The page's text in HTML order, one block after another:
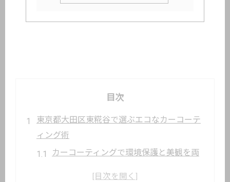
目次
東京都大田区東糀谷で選ぶエコなカーコーテ
ィング術
カーコーティングで環境保護と美観を両